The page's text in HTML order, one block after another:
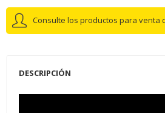
Consulte los productos para venta
DESCRIPCIÓN